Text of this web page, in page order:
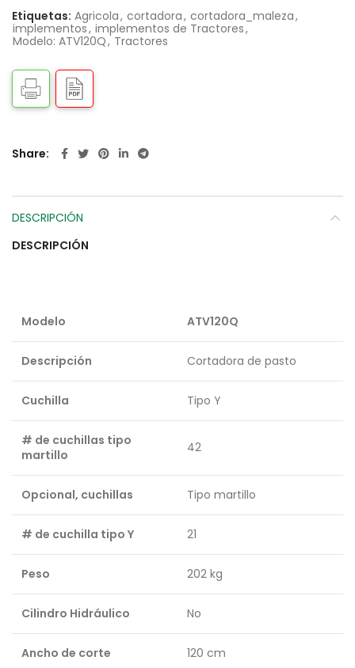
Etiquetas: Agricola, cortadora, cortadora_maleza,
implementos, implementos de Tractores,
Modelo: ATV120Q, Tractores
Share
DESCRIPCIÓN
DESCRIPCIÓN
Modelo ATV120Q
Descripción Cortadora de pasto
Cuchilla Tipo Y
# de cuchillas tipo
martillo
42
Opcional, cuchillas Tipo martillo
# de cuchilla tipo Y 21
Peso 202 kg
Cilindro Hidráulico No
Ancho de corte 120 cm